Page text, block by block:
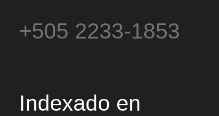
+505 2233-1853
Indexado en